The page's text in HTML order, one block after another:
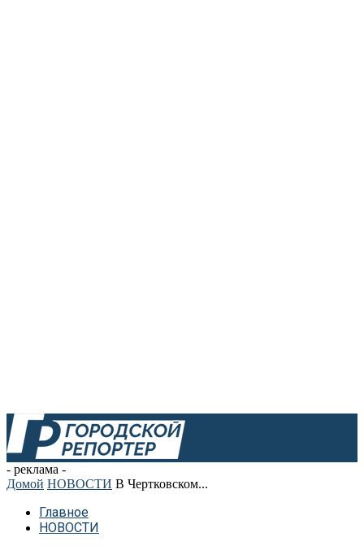
- реклама -
Домой НОВОСТИ В Чертковском...
Главное
НОВОСТИ